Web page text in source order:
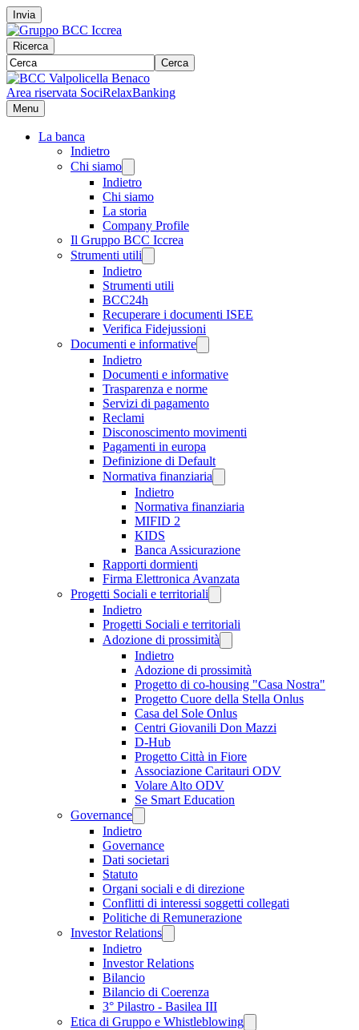
Invia
Ricerca
Cerca
Area riservata SociRelaxBanking
Menu
La banca
Indietro
Chi siamo
Indietro
Chi siamo
La storia
Company Profile
Il Gruppo BCC Iccrea
Strumenti utili
Indietro
Strumenti utili
BCC24h
Recuperare i documenti ISEE
Verifica Fidejussioni
Documenti e informative
Indietro
Documenti e informative
Trasparenza e norme
Servizi di pagamento
Reclami
Disconoscimento movimenti
Pagamenti in europa
Definizione di Default
Normativa finanziaria
Indietro
Normativa finanziaria
MIFID 2
KIDS
Banca Assicurazione
Rapporti dormienti
Firma Elettronica Avanzata
Progetti Sociali e territoriali
Indietro
Progetti Sociali e territoriali
Adozione di prossimità
Indietro
Adozione di prossimità
Progetto di co-housing "Casa Nostra"
Progetto Cuore della Stella Onlus
Casa del Sole Onlus
Centri Giovanili Don Mazzi
D-Hub
Progetto Città in Fiore
Associazione Caritauri ODV
Volare Alto ODV
Se Smart Education
Governance
Indietro
Governance
Dati societari
Statuto
Organi sociali e di direzione
Conflitti di interessi soggetti collegati
Politiche di Remunerazione
Investor Relations
Indietro
Investor Relations
Bilancio
Bilancio di Coerenza
3° Pilastro - Basilea III
Etica di Gruppo e Whistleblowing